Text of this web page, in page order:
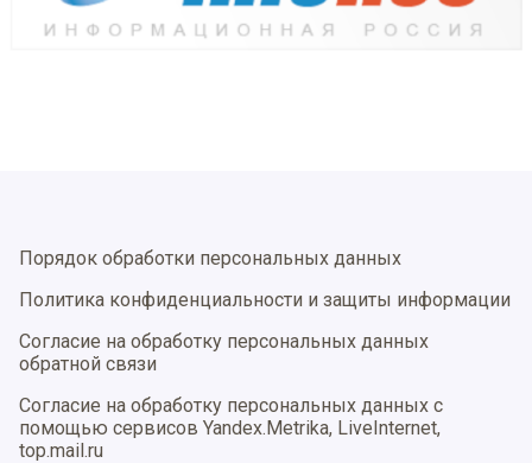
Порядок обработки персональных данных
Политика конфиденциальности и защиты информации
Согласие на обработку персональных данных
обратной связи
Согласие на обработку персональных данных с
помощью сервисов Yandex.Metrika, LiveInternet,
top.mail.ru